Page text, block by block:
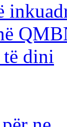
të dini